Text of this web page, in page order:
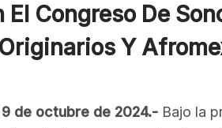
El Congreso De
Y
de octubre de 2024.- Bajo la